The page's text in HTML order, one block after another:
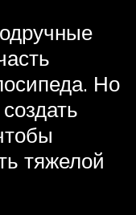
Но
тяжелой